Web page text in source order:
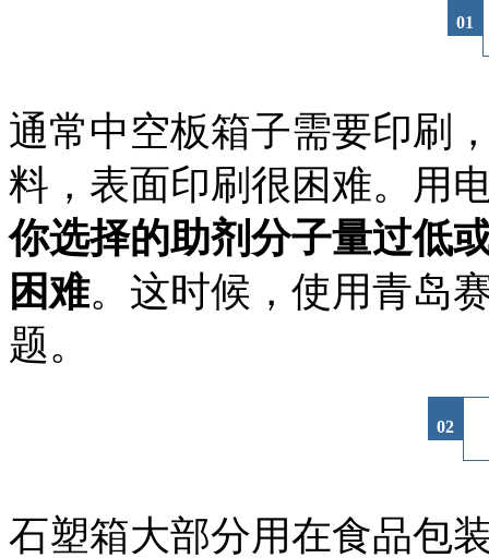
01
通常中空板箱子需要印刷
料，表面印刷很困难。用
你选择的助剂分子量过低
困难。这时候，使用青岛
题。
02
石塑箱大部分用在食品包